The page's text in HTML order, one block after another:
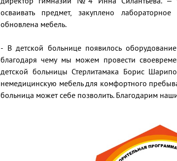
осваивать предмет, закуплено
обновлена мебель.
- В детской больнице появилось
благодаря чему мы можем провести
детской больницы Стерлитамака Борис
немедицинскую мебель для комфортного
больница может себе позволить. Благодарим